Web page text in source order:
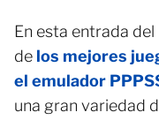
En esta entrada
de los mejores
el emulador
una gran variedad